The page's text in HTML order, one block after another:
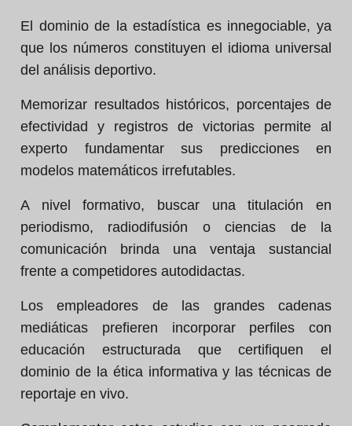
El dominio de la estadística es innegociable, ya
que los números constituyen el idioma universal
del análisis deportivo.
Memorizar resultados históricos, porcentajes de
efectividad y registros de victorias permite al
experto fundamentar sus predicciones en
modelos matemáticos irrefutables.
A nivel formativo, buscar una titulación en
periodismo, radiodifusión o ciencias de la
comunicación brinda una ventaja sustancial
frente a competidores autodidactas.
Los empleadores de las grandes cadenas
mediáticas prefieren incorporar perfiles con
educación estructurada que certifiquen el
dominio de la ética informativa y las técnicas de
reportaje en vivo.